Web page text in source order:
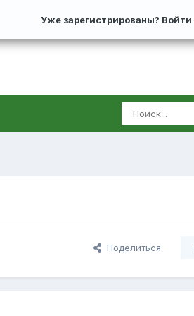
Уже зарегистрированы? Войти
Поделиться